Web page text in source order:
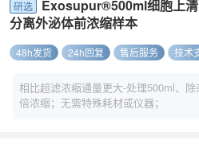
研选
Exosupur®500ml细胞上
分离外泌体前浓缩样本
48h发货 24h回复 售后服务 技术
相比超滤浓缩通量更大-处理500ml、
倍浓缩；无需特殊耗材或仪器；